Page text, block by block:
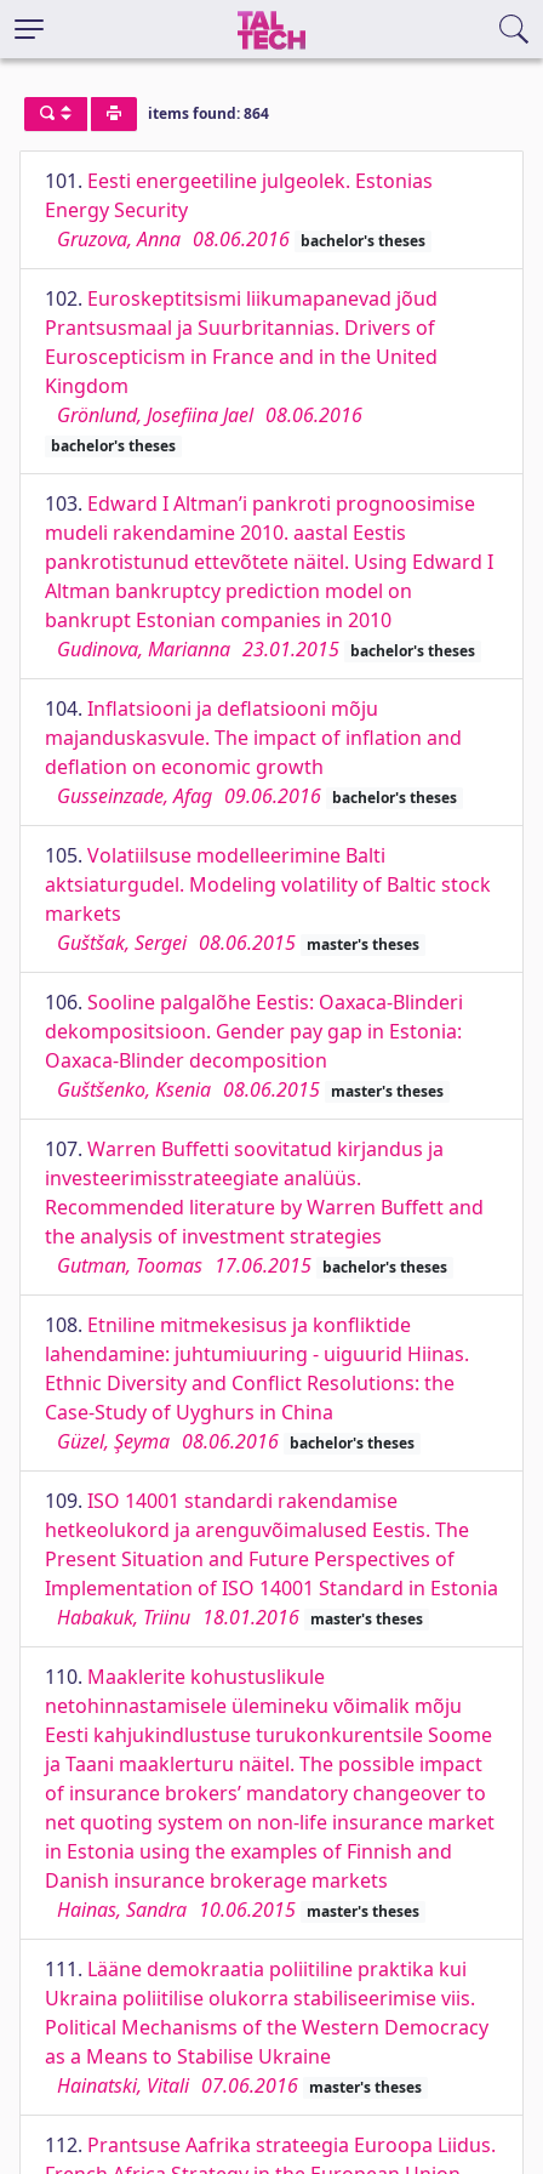
items found: 864
101. Eesti energeetiline julgeolek. Estonias
Energy Security
Gruzova, Anna 08.06.2016 bachelor's theses
102. Euroskeptitsismi liikumapanevad jõud
Prantsusmaal ja Suurbritannias. Drivers of
Euroscepticism in France and in the United
Kingdom
Grönlund, Josefiina Jael 08.06.2016
bachelor's theses
103. Edward I Altman’i pankroti prognoosimise
mudeli rakendamine 2010. aastal Eestis
pankrotistunud ettevõtete näitel. Using Edward I
Altman bankruptcy prediction model on
bankrupt Estonian companies in 2010
Gudinova, Marianna 23.01.2015 bachelor's theses
104. Inflatsiooni ja deflatsiooni mõju
majanduskasvule. The impact of inflation and
deflation on economic growth
Gusseinzade, Afag 09.06.2016 bachelor's theses
105. Volatiilsuse modelleerimine Balti
aktsiaturgudel. Modeling volatility of Baltic stock
markets
Guštšak, Sergei 08.06.2015 master's theses
106. Sooline palgalõhe Eestis: Oaxaca-Blinderi
dekompositsioon. Gender pay gap in Estonia:
Oaxaca-Blinder decomposition
Guštšenko, Ksenia 08.06.2015 master's theses
107. Warren Buffetti soovitatud kirjandus ja
investeerimisstrateegiate analüüs.
Recommended literature by Warren Buffett and
the analysis of investment strategies
Gutman, Toomas 17.06.2015 bachelor's theses
108. Etniline mitmekesisus ja konfliktide
lahendamine: juhtumiuuring - uiguurid Hiinas.
Ethnic Diversity and Conflict Resolutions: the
Case-Study of Uyghurs in China
Güzel, Şeyma 08.06.2016 bachelor's theses
109. ISO 14001 standardi rakendamise
hetkeolukord ja arenguvõimalused Eestis. The
Present Situation and Future Perspectives of
Implementation of ISO 14001 Standard in Estonia
Habakuk, Triinu 18.01.2016 master's theses
110. Maaklerite kohustuslikule
netohinnastamisele ülemineku võimalik mõju
Eesti kahjukindlustuse turukonkurentsile Soome
ja Taani maaklerturu näitel. The possible impact
of insurance brokers’ mandatory changeover to
net quoting system on non-life insurance market
in Estonia using the examples of Finnish and
Danish insurance brokerage markets
Hainas, Sandra 10.06.2015 master's theses
111. Lääne demokraatia poliitiline praktika kui
Ukraina poliitilise olukorra stabiliseerimise viis.
Political Mechanisms of the Western Democracy
as a Means to Stabilise Ukraine
Hainatski, Vitali 07.06.2016 master's theses
112. Prantsuse Aafrika strateegia Euroopa Liidus.